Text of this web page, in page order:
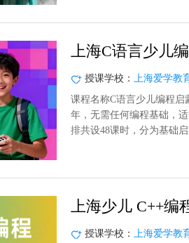
上海C语言少儿
授课学校： 上海爱学教
课程名称C语言少儿编程
年，无需任何编程基础，
排共设48课时，分为基础
上海少儿 C++编
授课学校： 上海爱学教